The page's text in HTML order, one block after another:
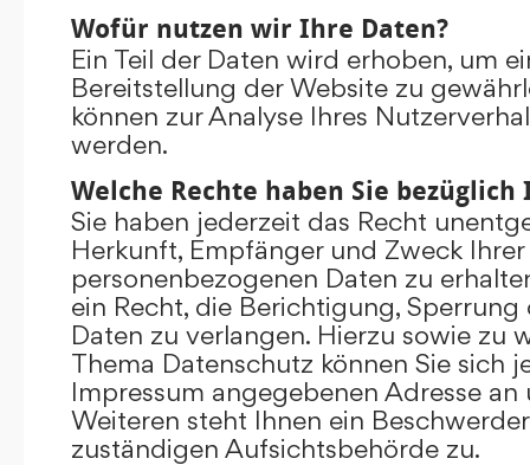
Wofür nutzen wir Ihre Daten?
Ein Teil der Daten wird erhoben, um
Bereitstellung der Website zu
können zur Analyse Ihres
werden.
Welche Rechte haben Sie bezüglich
Sie haben jederzeit das Recht
Herkunft, Empfänger und Zweck
personenbezogenen Daten zu
ein Recht, die Berichtigung,
Daten zu verlangen. Hierzu sowie zu
Thema Datenschutz können Sie sich
Impressum angegebenen Adresse an
Weiteren steht Ihnen ein
zuständigen Aufsichtsbehörde zu.